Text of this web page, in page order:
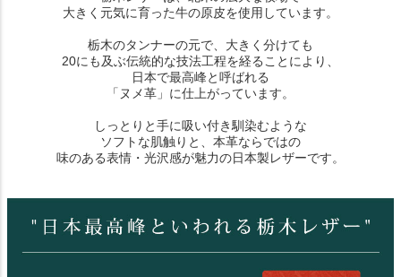
大きく元気に育った牛の原皮を使用しています。
栃木のタンナーの元で、大きく分けても
20にも及ぶ伝統的な技法工程を経ることにより、
日本で最高峰と呼ばれる
「ヌメ革」に仕上がっています。
しっとりと手に吸い付き馴染むような
ソフトな肌触りと、本革ならではの
味のある表情・光沢感が魅力の日本製レザーです。